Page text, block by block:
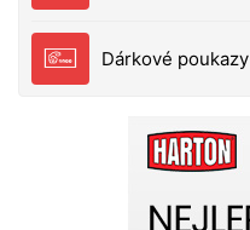
Dárkové poukazy